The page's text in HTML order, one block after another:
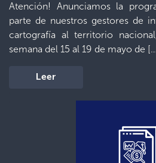
Atención! Anunciamos la
parte de nuestros gestores de
cartografía al territorio
semana del 15 al 19 de mayo de
Leer